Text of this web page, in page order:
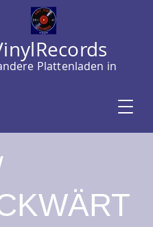
Plattenladen in